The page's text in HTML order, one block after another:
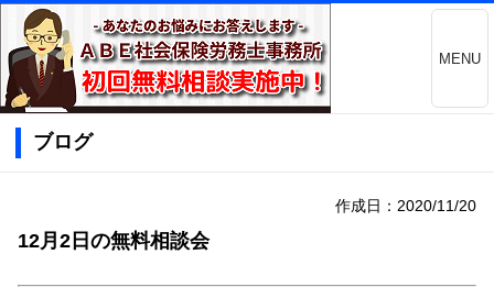
MENU
ブログ
作成日：2020/11/20
12月2日の無料相談会